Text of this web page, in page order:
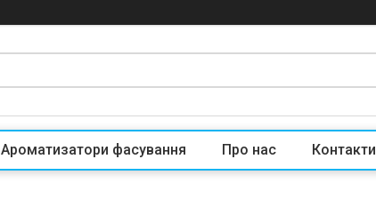
Ароматизатори фасування Про нас Контакти